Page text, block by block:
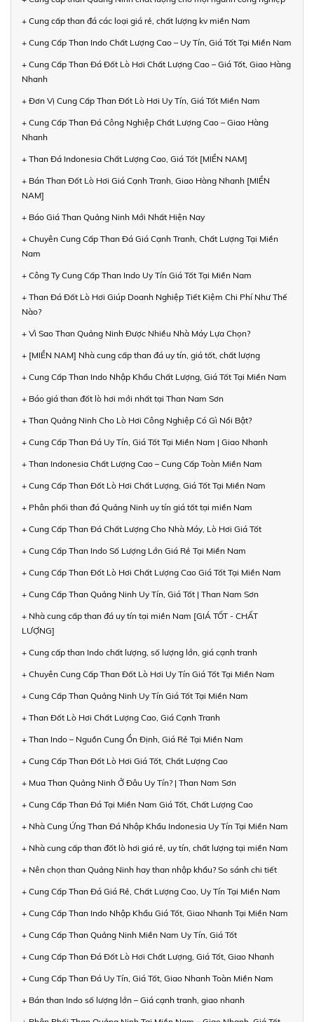
+ Cung cấp than đá các loại giá rẻ, chất lượng kv miền Nam
+ Cung Cấp Than Indo Chất Lượng Cao – Uy Tín, Giá Tốt Tại Miền Nam
+ Cung Cấp Than Đá Đốt Lò Hơi Chất Lượng Cao – Giá Tốt, Giao Hàng
Nhanh
+ Đơn Vị Cung Cấp Than Đốt Lò Hơi Uy Tín, Giá Tốt Miền Nam
+ Cung Cấp Than Đá Công Nghiệp Chất Lượng Cao – Giao Hàng
Nhanh
+ Than Đá Indonesia Chất Lượng Cao, Giá Tốt [MIỀN NAM]
+ Bán Than Đốt Lò Hơi Giá Cạnh Tranh, Giao Hàng Nhanh [MIỀN
NAM]
+ Báo Giá Than Quảng Ninh Mới Nhất Hiện Nay
+ Chuyên Cung Cấp Than Đá Giá Cạnh Tranh, Chất Lượng Tại Miền
Nam
+ Công Ty Cung Cấp Than Indo Uy Tín Giá Tốt Tại Miền Nam
+ Than Đá Đốt Lò Hơi Giúp Doanh Nghiệp Tiết Kiệm Chi Phí Như Thế
Nào?
+ Vì Sao Than Quảng Ninh Được Nhiều Nhà Máy Lựa Chọn?
+ [MIỀN NAM] Nhà cung cấp than đá uy tín, giá tốt, chất lượng
+ Cung Cấp Than Indo Nhập Khẩu Chất Lượng, Giá Tốt Tại Miền Nam
+ Báo giá than đốt lò hơi mới nhất tại Than Nam Sơn
+ Than Quảng Ninh Cho Lò Hơi Công Nghiệp Có Gì Nổi Bật?
+ Cung Cấp Than Đá Uy Tín, Giá Tốt Tại Miền Nam | Giao Nhanh
+ Than Indonesia Chất Lượng Cao – Cung Cấp Toàn Miền Nam
+ Cung Cấp Than Đốt Lò Hơi Chất Lượng, Giá Tốt Tại Miền Nam
+ Phân phối than đá Quảng Ninh uy tín giá tốt tại miền Nam
+ Cung Cấp Than Đá Chất Lượng Cho Nhà Máy, Lò Hơi Giá Tốt
+ Cung Cấp Than Indo Số Lượng Lớn Giá Rẻ Tại Miền Nam
+ Cung Cấp Than Đốt Lò Hơi Chất Lượng Cao Giá Tốt Tại Miền Nam
+ Cung Cấp Than Quảng Ninh Uy Tín, Giá Tốt | Than Nam Sơn
+ Nhà cung cấp than đá uy tín tại miền Nam [GIÁ TỐT - CHẤT
LƯỢNG]
+ Cung cấp than Indo chất lượng, số lượng lớn, giá cạnh tranh
+ Chuyên Cung Cấp Than Đốt Lò Hơi Uy Tín Giá Tốt Tại Miền Nam
+ Cung Cấp Than Quảng Ninh Uy Tín Giá Tốt Tại Miền Nam
+ Than Đốt Lò Hơi Chất Lượng Cao, Giá Cạnh Tranh
+ Than Indo – Nguồn Cung Ổn Định, Giá Rẻ Tại Miền Nam
+ Cung Cấp Than Đốt Lò Hơi Giá Tốt, Chất Lượng Cao
+ Mua Than Quảng Ninh Ở Đâu Uy Tín? | Than Nam Sơn
+ Cung Cấp Than Đá Tại Miền Nam Giá Tốt, Chất Lượng Cao
+ Nhà Cung Ứng Than Đá Nhập Khẩu Indonesia Uy Tín Tại Miền Nam
+ Nhà cung cấp than đốt lò hơi giá rẻ, uy tín, chất lượng tại miền Nam
+ Nên chọn than Quảng Ninh hay than nhập khẩu? So sánh chi tiết
+ Cung Cấp Than Đá Giá Rẻ, Chất Lượng Cao, Uy Tín Tại Miền Nam
+ Cung Cấp Than Indo Nhập Khẩu Giá Tốt, Giao Nhanh Tại Miền Nam
+ Cung Cấp Than Quảng Ninh Miền Nam Uy Tín, Giá Tốt
+ Cung Cấp Than Đá Đốt Lò Hơi Chất Lượng, Giá Tốt, Giao Nhanh
+ Cung Cấp Than Đá Uy Tín, Giá Tốt, Giao Nhanh Toàn Miền Nam
+ Bán than Indo số lượng lớn – Giá cạnh tranh, giao nhanh